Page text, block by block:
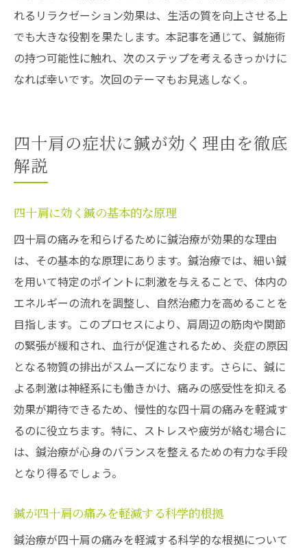
れるリラクゼーション効果は、生活の質を向上させる上
でも大きな役割を果たします。本記事を通じて、鍼施術
の持つ可能性に触れ、次のステップを考えるきっかけに
なれば幸いです。次回のテーマもお見逃しなく。
四十肩の症状に鍼が効く理由を徹底
解説
四十肩に効く鍼の基本的な原理
四十肩の痛みを和らげるために鍼治療が効果的な理由
は、その基本的な原理にあります。鍼治療では、細い鍼
を用いて特定のポイントに刺激を与えることで、体内の
エネルギーの流れを調整し、自然治癒力を高めることを
目指します。このプロセスにより、肩周辺の筋肉や関節
の緊張が緩和され、血行が促進されるため、炎症の原因
となる物質の排出がスムーズになります。さらに、鍼に
よる刺激は神経系にも働きかけ、痛みの感受性を抑える
効果が期待できるため、慢性的な四十肩の痛みを軽減す
るのに役立ちます。特に、ストレスや疲労が絡む場合に
は、鍼治療が心身のバランスを整えるための有力な手段
となり得るでしょう。
鍼が四十肩の痛みを軽減する科学的根拠
鍼治療が四十肩の痛みを軽減する科学的な根拠について